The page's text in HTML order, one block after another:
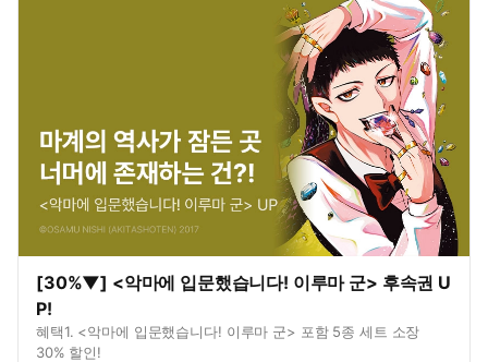
[30%▼] <악마에 입문했습니다! 이루마 군> 후속권 U
P!
혜택1. <악마에 입문했습니다! 이루마 군> 포함 5종 세트 소장
30% 할인!